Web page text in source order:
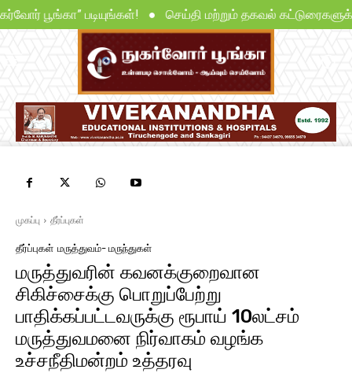
பூங்கா” படியுங்கள்! ● செய்தி மற்றும் தகவல்
முகப்பு தீர்ப்புகள்
தீர்ப்புகள் மருத்துவம்- மருந்துகள்
மருத்துவரின் கவனக்குறைவான
சிகிச்சைக்கு பொறுப்பேற்று
பாதிக்கப்பட்டவருக்கு ரூபாய் 10லட்சம்
மருத்துவமனை நிர்வாகம் வழங்க
உச்சநீதிமன்றம் உத்தரவு